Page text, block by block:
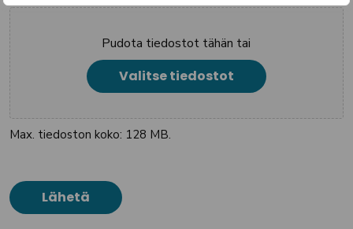
Pudota tiedostot tähän tai
Valitse tiedostot
Max. tiedoston koko: 128 MB.
Lähetä